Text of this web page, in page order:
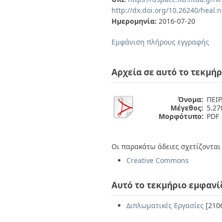
http://dx.doi.org/10.26240/
Ημερομηνία: 2016-07-20
Εμφάνιση πλήρους εγγραφής
Αρχεία σε αυτό το
Όνομα:
Μέγεθος:
Μορφότυπο: PDF
Οι παρακάτω άδειες
Creative Commons
Αυτό το τεκμήριο
Διπλωματικές Εργασίες